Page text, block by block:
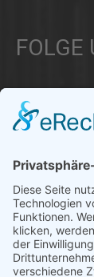
FOLGE
Informationen
Gesellschaft -
Als